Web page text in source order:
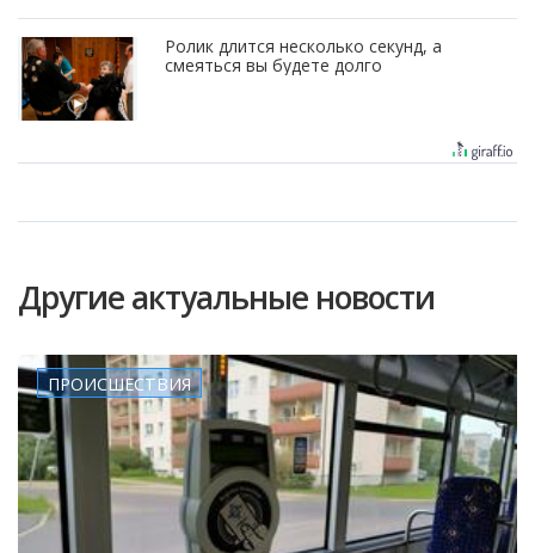
Ролик длится несколько секунд, а
смеяться вы будете долго
Другие актуальные новости
ПРОИСШЕСТВИЯ